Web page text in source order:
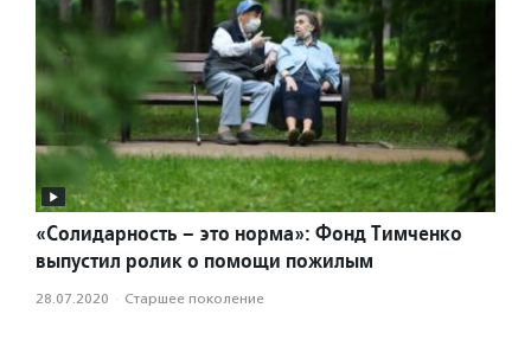
«Солидарность – это норма»: Фонд Тимченко
выпустил ролик о помощи пожилым
28.07.2020 · Старшее поколение